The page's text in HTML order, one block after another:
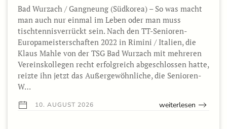
Bad Wurzach / Gangneung (Südkorea) – So was macht
man auch nur einmal im Leben oder man muss
tischtennisverrückt sein. Nach den TT-Senioren-
Europameisterschaften 2022 in Rimini / Italien, die
Klaus Mahle von der TSG Bad Wurzach mit mehreren
Vereinskollegen recht erfolgreich abgeschlossen hatte,
reizte ihn jetzt das Außergewöhnliche, die Senioren-
W…
10. AUGUST 2026 weiterlesen